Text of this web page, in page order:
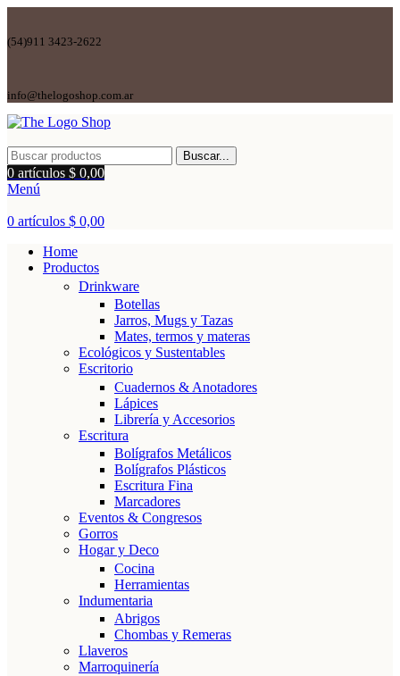
(54)911 3423-2622
info@thelogoshop.com.ar
Buscar...
0 artículos $ 0,00
Menú
0 artículos $ 0,00
Home
Productos
Drinkware
Botellas
Jarros, Mugs y Tazas
Mates, termos y materas
Ecológicos y Sustentables
Escritorio
Cuadernos & Anotadores
Lápices
Librería y Accesorios
Escritura
Bolígrafos Metálicos
Bolígrafos Plásticos
Escritura Fina
Marcadores
Eventos & Congresos
Gorros
Hogar y Deco
Cocina
Herramientas
Indumentaria
Abrigos
Chombas y Remeras
Llaveros
Marroquinería